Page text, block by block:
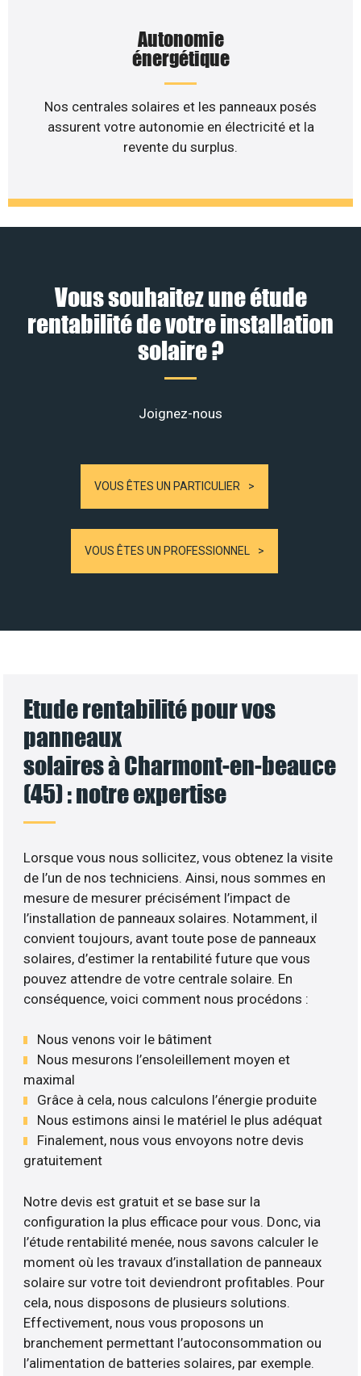
Autonomie
énergétique
Nos centrales solaires et les panneaux posés
assurent votre autonomie en électricité et la
revente du surplus.
Vous souhaitez une étude
rentabilité de votre installation
solaire ?
Joignez-nous
VOUS ÊTES UN PARTICULIER
VOUS ÊTES UN PROFESSIONNEL
Etude rentabilité pour vos
panneaux
solaires à Charmont-en-beauce
(45) : notre expertise
Lorsque vous nous sollicitez, vous obtenez la visite
de l’un de nos techniciens. Ainsi, nous sommes en
mesure de mesurer précisément l’impact de
l’installation de panneaux solaires. Notamment, il
convient toujours, avant toute pose de panneaux
solaires, d’estimer la rentabilité future que vous
pouvez attendre de votre centrale solaire. En
conséquence, voici comment nous procédons :
Nous venons voir le bâtiment
Nous mesurons l’ensoleillement moyen et
maximal
Grâce à cela, nous calculons l’énergie produite
Nous estimons ainsi le matériel le plus adéquat
Finalement, nous vous envoyons notre devis
gratuitement
Notre devis est gratuit et se base sur la
configuration la plus efficace pour vous. Donc, via
l’étude rentabilité menée, nous savons calculer le
moment où les travaux d’installation de panneaux
solaire sur votre toit deviendront profitables. Pour
cela, nous disposons de plusieurs solutions.
Effectivement, nous vous proposons un
branchement permettant l’autoconsommation ou
l’alimentation de batteries solaires, par exemple.